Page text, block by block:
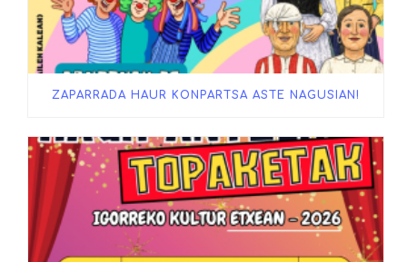
ZAPARRADA HAUR KONPARTSA ASTE NAGUSIAN!